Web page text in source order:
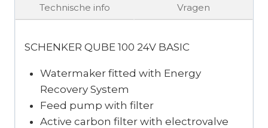
Technische info Vragen
SCHENKER QUBE 100 24V BASIC
Watermaker fitted with Energy
Recovery System
Feed pump with filter
Active carbon filter with electrovalve